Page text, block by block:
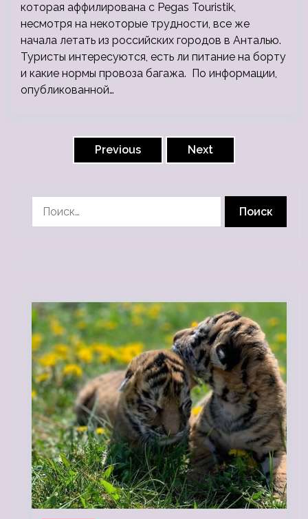
которая аффилирована с Pegas Touristik,
несмотря на некоторые трудности, все же
начала летать из российских городов в Анталью.
Туристы интересуются, есть ли питание на борту
и какие нормы провоза багажа. По информации,
опубликованной…
Previous Next